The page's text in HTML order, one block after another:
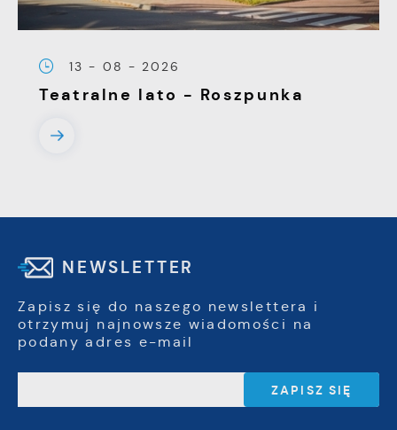
13 - 08 - 2026
Teatralne lato - Roszpunka
NEWSLETTER
Zapisz się do naszego newslettera i
otrzymuj najnowsze wiadomości na
podany adres e-mail